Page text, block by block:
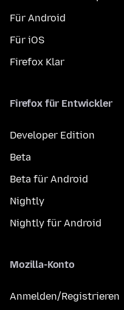
Für Android
Für iOS
Firefox Klar
Firefox für Entwickler
Developer Edition
Beta
Beta für Android
Nightly
Nightly für Android
Mozilla-Konto
Anmelden/Registrieren